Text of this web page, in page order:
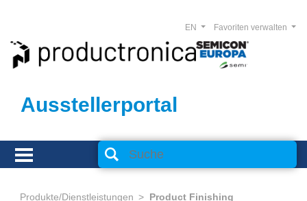
Ausstellerportal
Favoriten verwalten
EN
Produkte/Dienstleistungen Product Finishing